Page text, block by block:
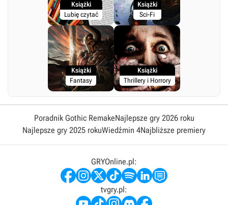
Książki
Lubię czytać
Książki
Sci-Fi
Książki
Fantasy
Książki
Thrillery i Horrory
Poradnik Gothic RemakeNajlepsze gry 2026 roku
Najlepsze gry 2025 rokuWiedźmin 4Najbliższe premiery
GRYOnline.pl:
tvgry.pl: